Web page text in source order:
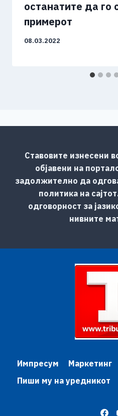
останатите да го
примерот
08.03.2022
Ставовите изнесени
објавени на
задолжително да
политика на
одговорност за
нивните
Импресум
Маркетинг
Пиши му на уредникот